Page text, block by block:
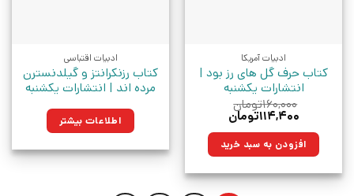
ادبیات آمریکا
کتاب حرف گل های رز بود |
انتشارات یکشنبه
۱۶۰,۰۰۰تومان
قیمت
۱۶۰,۰۰۰تومان
بود.
۱۱۴,۴۰۰تومان
۱۱۴,۴۰۰تومان.افزودن به سبد خرید
ادبیات اقتباسی
کتاب رزنکرانتز و گیلدنسترن
مرده اند | انتشارات یکشنبه
اطلاعات بیشتر